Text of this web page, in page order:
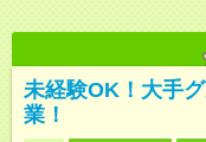
未経験OK！大手
業！